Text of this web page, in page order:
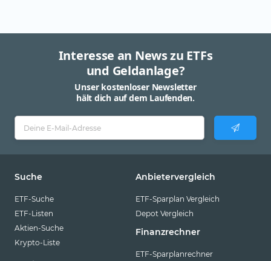
Interesse an News zu ETFs
und Geldanlage?
Unser kostenloser Newsletter
hält dich auf dem Laufenden.
Suche
ETF-Suche
ETF-Listen
Aktien-Suche
Krypto-Liste
Anbietervergleich
ETF-Sparplan Vergleich
Depot Vergleich
Finanzrechner
ETF-Sparplanrechner